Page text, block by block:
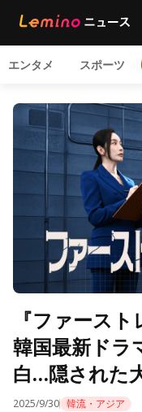
エンタメ スポーツ
『ファース
韓国最新ドラ
白…隠された
2025/9/30 韓流・アジア